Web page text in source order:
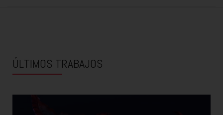
ÚLTIMOS TRABAJOS